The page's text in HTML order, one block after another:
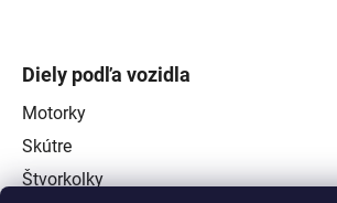
Diely podľa vozidla
Motorky
Skútre
Štvorkolky